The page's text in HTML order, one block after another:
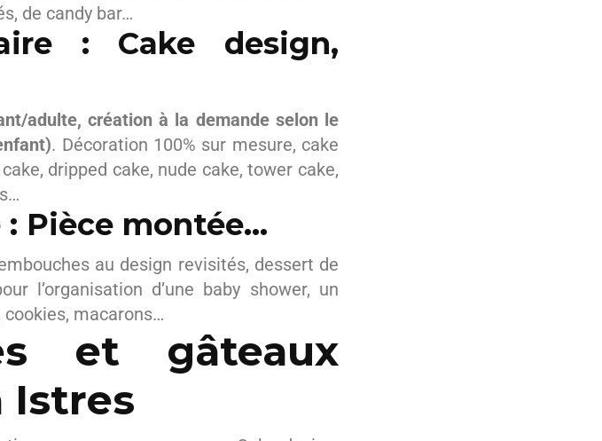
de candy bar…
: Cake design,
adulte, création à la demande selon le
. Décoration 100% sur mesure, cake
dripped cake, nude cake, tower cake,
Pièce montée…
au design revisités, dessert de
l’organisation d’une baby shower, un
cookies, macarons…
et gâteaux
Istres